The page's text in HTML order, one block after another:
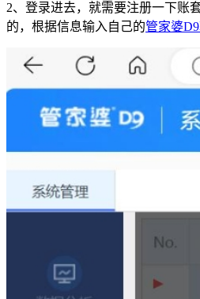
2、登录进去，就需要注册一下账
的，根据信息输入自己的管家婆